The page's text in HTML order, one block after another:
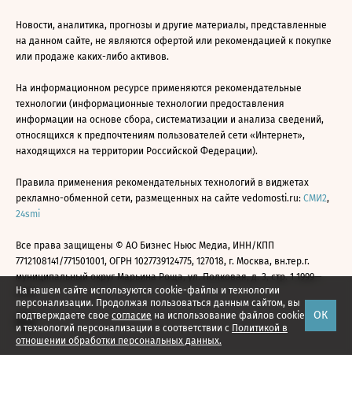
На нашем сайте используются cookie-файлы и технологии
персонализации. Продолжая пользоваться данным сайтом, вы
подтверждаете свое согласие на использование файлов cookie
и технологий персонализации в соответствии с Политикой в
отношении обработки персональных данных.
ОК
Новости, аналитика, прогнозы и другие материалы, представленные
на данном сайте, не являются офертой или рекомендацией к покупке
или продаже каких-либо активов.
На информационном ресурсе применяются рекомендательные
технологии (информационные технологии предоставления
информации на основе сбора, систематизации и анализа сведений,
относящихся к предпочтениям пользователей сети «Интернет»,
находящихся на территории Российской Федерации).
Правила применения рекомендательных технологий в виджетах
рекламно-обменной сети, размещенных на сайте vedomosti.ru: СМИ2,
24smi
Все права защищены © АО Бизнес Ньюс Медиа, ИНН/КПП
7712108141/771501001, ОГРН 1027739124775, 127018, г. Москва, вн.тер.г.
муниципальный округ Марьина Роща, ул. Полковая, д. 3, стр. 1 1999—
2026